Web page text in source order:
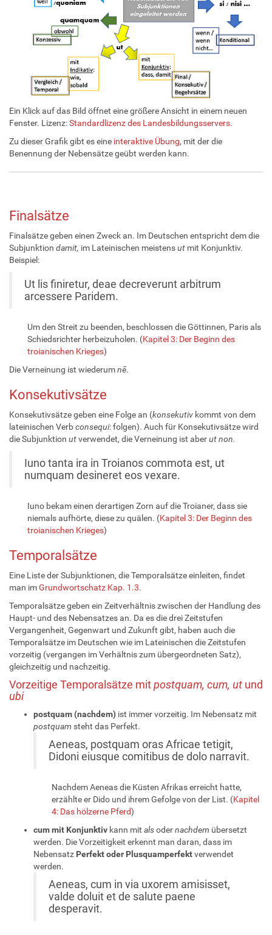
Ein Klick auf das Bild öffnet eine größere Ansicht in einem neuen
Fenster. Lizenz:Standardlizenz des Landesbildungsservers.
Zu dieser Grafik gibt es eine interaktive Übung, mit der die
Benennung der Nebensätze geübt werden kann.
Finalsätze
Finalsätze geben einen Zweck an. Im Deutschen entspricht dem die
Subjunktion damit, im Lateinischen meistensut mit Konjunktiv.
Beispiel:
Ut lis finiretur, deae decreverunt arbitrum
arcessere Paridem.
Um den Streit zu beenden, beschlossen die Göttinnen, Paris als
Schiedsrichter herbeizuholen. (Kapitel 3: Der Beginn des
troianischen Krieges)
Die Verneinung ist wiederumnē.
Konsekutivsätze
Konsekutivsätze geben eine Folge an (konsekutiv kommt von dem
lateinischen Verbconsequi: folgen). Auch für Konsekutivsätze wird
die Subjunktion utverwendet, die Verneinung ist aberut non.
Iuno tanta ira in Troianos commota est, ut
numquam desineret eos vexare.
Iuno bekam einen derartigen Zorn auf die Troianer, dass sie
niemals aufhörte, diese zu quälen. (Kapitel 3: Der Beginn des
troianischen Krieges)
Temporalsätze
Eine Liste der Subjunktionen, die Temporalsätze einleiten, findet
man imGrundwortschatz Kap. 1.3.
Temporalsätze geben ein Zeitverhältnis zwischen der Handlung des
Haupt- und des Nebensatzes an. Da es die drei Zeitstufen
Vergangenheit, Gegenwart und Zukunft gibt, haben auch die
Temporalsätze im Deutschen wie im Lateinischen die Zeitstufen
vorzeitig (vergangen im Verhältnis zum übergeordneten Satz),
gleichzeitig und nachzeitig.
Vorzeitige Temporalsätze mitpostquam, cum, ut und
ubi
postquam (nachdem) ist immer vorzeitig. Im Nebensatz mit
postquam steht das Perfekt.
Aeneas, postquam oras Africae tetigit,
Didoni eiusque comitibus de dolo narravit.
Nachdem Aeneas die Küsten Afrikas erreicht hatte,
erzählte er Dido und ihrem Gefolge von der List. (Kapitel
4: Das hölzerne Pferd)
cum mit Konjunktiv kann mit alsodernachdem übersetzt
werden. Die Vorzeitigkeit erkennt man daran, dass im
Nebensatz Perfekt oder Plusquamperfektverwendet
werden.
Aeneas, cum in via uxorem amisisset,
valde doluit et de salute paene
desperavit.